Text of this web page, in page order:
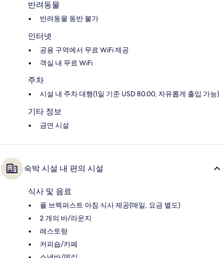
반려동물
반려동물 동반 불가
인터넷
공용 구역에서 무료 WiFi 제공
객실 내 무료 WiFi
주차
시설 내 주차 대행(1일 기준 USD 80.00, 자유롭게 출입 가능)
기타 정보
금연 시설
숙박 시설 내 편의 시설
식사 및 음료
풀 브렉퍼스트 아침 식사 제공(매일, 요금 별도)
2 개의 바/라운지
레스토랑
커피숍/카페